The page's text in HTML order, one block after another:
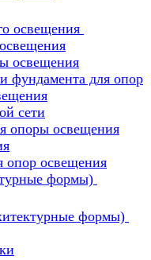
освещения
освещения
фундамента для опор
сети
опоры освещения
освещения
формы)
формы)